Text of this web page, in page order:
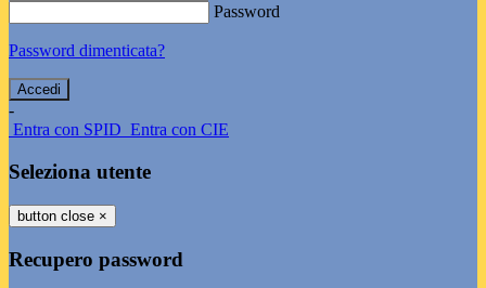
Password
Password dimenticata?
-
Entra con SPID Entra con CIE
Seleziona utente
button close ×
Recupero password